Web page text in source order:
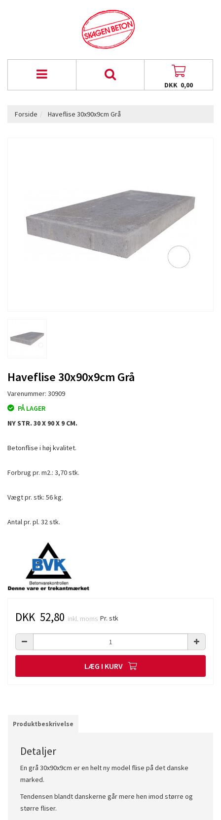
DKK 0,00
Forside Haveflise 30x90x9cm Grå
Haveflise 30x90x9cm Grå
Varenummer: 30909
PÅ LAGER
NY STR. 30 X 90 X 9 CM.
Betonflise i høj kvalitet.
Forbrug pr. m2.: 3,70 stk.
Vægt pr. stk: 56 kg.
Antal pr. pl. 32 stk.
DKK 52,80 inkl. moms Pr. stk
LÆG I KURV
Produktbeskrivelse
Detaljer
En grå 30x90x9cm er en helt ny model flise på det danske
marked.
Tendensen blandt danskerne går mere hen imod større og
større fliser.